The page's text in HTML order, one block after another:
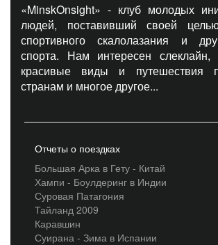
«MinskOnsight» - клуб молодых
людей, поставивший своей
спортивного скалолазания и
спорта. Нам интересен слеклайн,
красивые виды и путешествия
странам и многое другое...
Отчеты о поездках
Большая Арка в Гету - Китай
Хампи - Боулдеринг в Индии
Суровая Патагония
Тайланд 2009
Каравшин
Суирана - Зима в Испании